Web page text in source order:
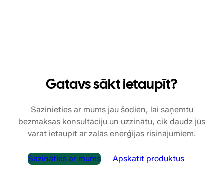
Gatavs sākt ietaupīt?
Sazinieties ar mums jau šodien, lai saņemtu
bezmaksas konsultāciju un uzzinātu, cik daudz jūs
varat ietaupīt ar zaļās enerģijas risinājumiem.
Sazināties ar mums Apskatīt produktus